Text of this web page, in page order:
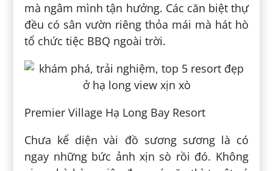
mà ngâm mình tận hưởng. Các căn biệt thự
đều có sân vườn riêng thỏa mái mà hát hò
tổ chức tiệc BBQ ngoài trời.
Premier Village Hạ Long Bay Resort
Chưa kể diện vài đồ sương sương là có
ngay những bức ảnh xịn sò rồi đó. Không